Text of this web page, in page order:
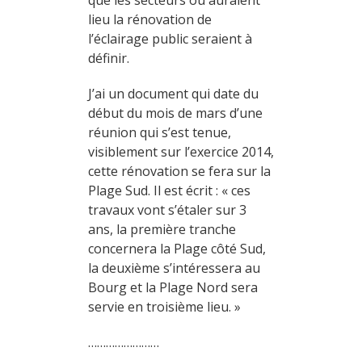
lieu la rénovation de
l’éclairage public seraient à
définir.
J’ai un document qui date du
début du mois de mars d’une
réunion qui s’est tenue,
visiblement sur l’exercice 2014,
cette rénovation se fera sur la
Plage Sud. Il est écrit : « ces
travaux vont s’étaler sur 3
ans, la première tranche
concernera la Plage côté Sud,
la deuxième s’intéressera au
Bourg et la Plage Nord sera
servie en troisième lieu. »
……………………